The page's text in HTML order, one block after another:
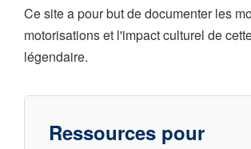
Ce site a pour but de documenter les
motorisations et l'impact culturel de
légendaire.
Ressources pour